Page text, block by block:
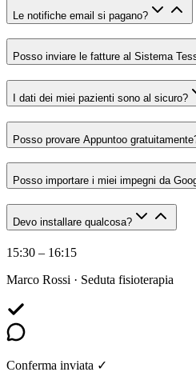
Le notifiche email si pagano?
Posso inviare le fatture al Sistema
I dati dei miei pazienti sono al sicuro?
Posso provare Appuntoo
Posso importare i miei impegni da
Devo installare qualcosa?
15:30 – 16:15
Marco Rossi · Seduta fisioterapia
Conferma inviata ✓